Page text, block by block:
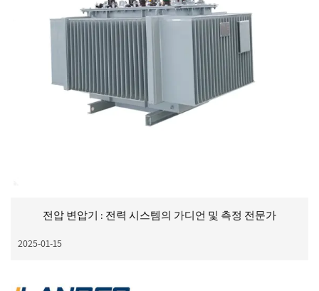
전압 변압기 : 전력 시스템의 가디언 및 측정 전문가
2025-01-15